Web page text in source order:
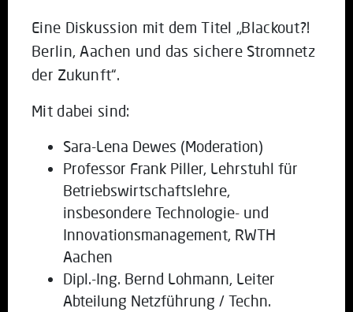
Eine Diskussion mit dem Titel „Blackout?!
Berlin, Aachen und das sichere Stromnetz
der Zukunft“.
Mit dabei sind:
Sara-Lena Dewes (Moderation)
Professor Frank Piller, Lehrstuhl für
Betriebswirtschaftslehre,
insbesondere Technologie- und
Innovationsmanagement, RWTH
Aachen
Dipl.-Ing. Bernd Lohmann, Leiter
Abteilung Netzführung / Techn.